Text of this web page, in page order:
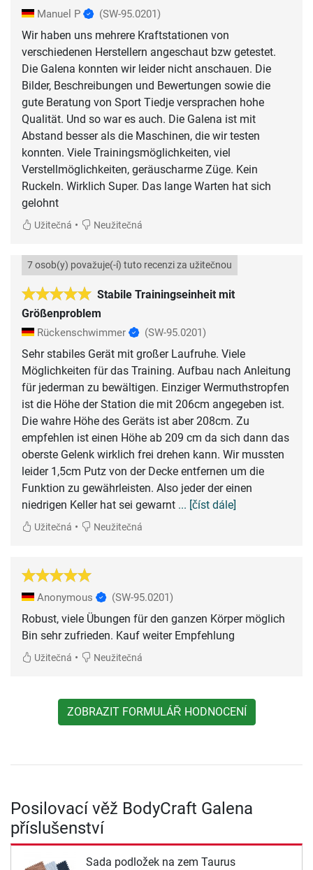
Manuel P (SW-95.0201)
Wir haben uns mehrere Kraftstationen von
verschiedenen Herstellern angeschaut bzw getestet.
Die Galena konnten wir leider nicht anschauen. Die
Bilder, Beschreibungen und Bewertungen sowie die
gute Beratung von Sport Tiedje versprachen hohe
Qualität. Und so war es auch. Die Galena ist mit
Abstand besser als die Maschinen, die wir testen
konnten. Viele Trainingsmöglichkeiten, viel
Verstellmöglichkeiten, geräuscharme Züge. Kein
Ruckeln. Wirklich Super. Das lange Warten hat sich
gelohnt
Užitečná • Neužitečná
Stabile Trainingseinheit mit
Größenproblem
7 osob(y) považuje(-í) tuto recenzi za užitečnou
Rückenschwimmer (SW-95.0201)
Sehr stabiles Gerät mit großer Laufruhe. Viele
Möglichkeiten für das Training. Aufbau nach Anleitung
für jederman zu bewältigen. Einziger Wermuthstropfen
ist die Höhe der Station die mit 206cm angegeben ist.
Die wahre Höhe des Geräts ist aber 208cm. Zu
empfehlen ist einen Höhe ab 209 cm da sich dann das
oberste Gelenk wirklich frei drehen kann. Wir mussten
leider 1,5cm Putz von der Decke entfernen um die
Funktion zu gewährleisten. Also jeder der einen
niedrigen Keller hat sei gewarnt ... [číst dále]
Užitečná • Neužitečná
Anonymous (SW-95.0201)
Robust, viele Übungen für den ganzen Körper möglich
Bin sehr zufrieden. Kauf weiter Empfehlung
Užitečná • Neužitečná
ZOBRAZIT FORMULÁŘ HODNOCENÍ
Posilovací věž BodyCraft Galena
příslušenství
Sada podložek na zem Taurus